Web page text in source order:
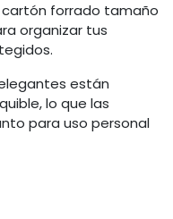
forrado tamaño
organizar tus
están
lo que las
para uso personal